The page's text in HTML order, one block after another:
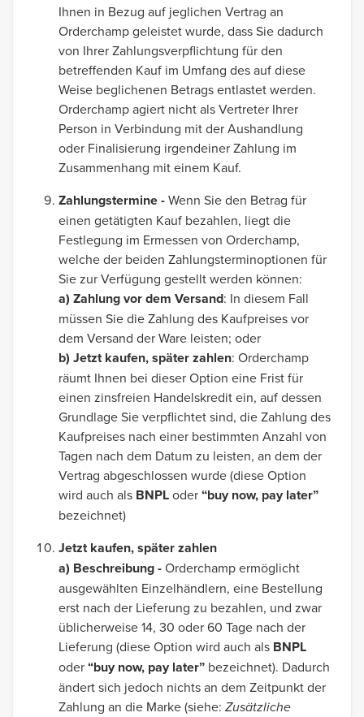
Ihnen in Bezug auf jeglichen Vertrag an
Orderchamp geleistet wurde, dass Sie dadurch
von Ihrer Zahlungsverpflichtung für den
betreffenden Kauf im Umfang des auf diese
Weise beglichenen Betrags entlastet werden.
Orderchamp agiert nicht als Vertreter Ihrer
Person in Verbindung mit der Aushandlung
oder Finalisierung irgendeiner Zahlung im
Zusammenhang mit einem Kauf.
Zahlungstermine -Wenn Sie den Betrag für
einen getätigten Kauf bezahlen, liegt die
Festlegung im Ermessen von Orderchamp,
welche der beiden Zahlungsterminoptionen für
Sie zur Verfügung gestellt werden können:
a) Zahlung vor dem Versand: In diesem Fall
müssen Sie die Zahlung des Kaufpreises vor
dem Versand der Ware leisten; oder
b) Jetzt kaufen, später zahlen: Orderchamp
räumt Ihnen bei dieser Option eine Frist für
einen zinsfreien Handelskredit ein, auf dessen
Grundlage Sie verpflichtet sind, die Zahlung des
Kaufpreises nach einer bestimmten Anzahl von
Tagen nach dem Datum zu leisten, an dem der
Vertrag abgeschlossen wurde (diese Option
wird auch als BNPLoder“buy now, pay later”
bezeichnet)
Jetzt kaufen, später zahlen
a) Beschreibung -Orderchamp ermöglicht
ausgewählten Einzelhändlern, eine Bestellung
erst nach der Lieferung zu bezahlen, und zwar
üblicherweise 14, 30 oder 60 Tage nach der
Lieferung (diese Option wird auch als BNPL
oder“buy now, pay later” bezeichnet). Dadurch
ändert sich jedoch nichts an dem Zeitpunkt der
Zahlung an die Marke (siehe: Zusätzliche